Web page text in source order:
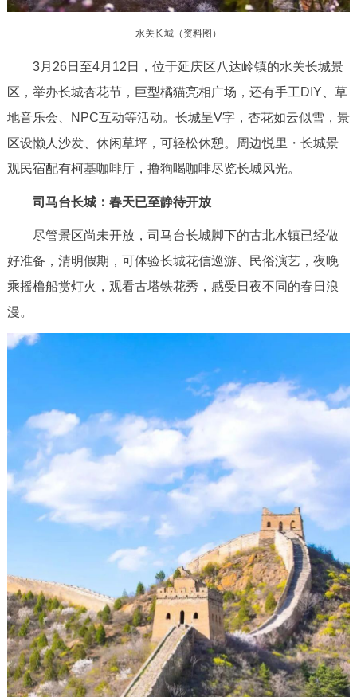
水关长城（资料图）
3月26日至4月12日，位于延庆区八达岭镇的水关长城景
区，举办长城杏花节，巨型橘猫亮相广场，还有手工DIY、草
地音乐会、NPC互动等活动。长城呈V字，杏花如云似雪，景
区设懒人沙发、休闲草坪，可轻松休憩。周边悦里・长城景
观民宿配有柯基咖啡厅，撸狗喝咖啡尽览长城风光。
司马台长城：春天已至静待开放
尽管景区尚未开放，司马台长城脚下的古北水镇已经做
好准备，清明假期，可体验长城花信巡游、民俗演艺，夜晚
乘摇橹船赏灯火，观看古塔铁花秀，感受日夜不同的春日浪
漫。